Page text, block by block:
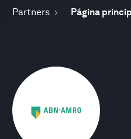
Partners Página